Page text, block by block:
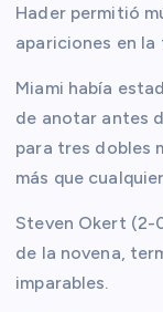
Hader permitió
apariciones en la
Miami había
de anotar antes
para tres dobles
más que
Steven Okert (2-
de la novena,
imparables.